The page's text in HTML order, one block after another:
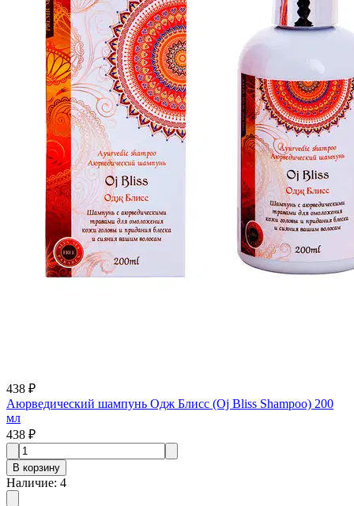
438 ₽
Аюрведический шампунь Одж Блисс (Oj Bliss Shampoo) 200
мл
438 ₽
В корзину
Наличие: 4